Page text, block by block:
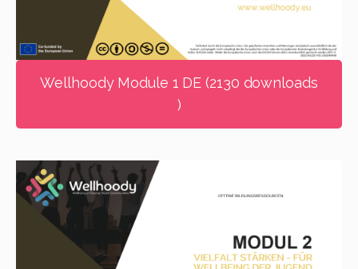
Wellhoody Module 1 DE (2130 downloads
)